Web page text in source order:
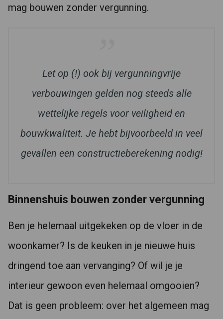
mag bouwen zonder vergunning.
Let op (!) ook bij vergunningvrije
verbouwingen gelden nog steeds alle
wettelijke regels voor veiligheid en
bouwkwaliteit. Je hebt bijvoorbeeld in veel
gevallen een constructieberekening nodig!
Binnenshuis bouwen zonder vergunning
Ben je helemaal uitgekeken op de vloer in de
woonkamer? Is de keuken in je nieuwe huis
dringend toe aan vervanging? Of wil je je
interieur gewoon even helemaal omgooien?
Dat is geen probleem: over het algemeen mag